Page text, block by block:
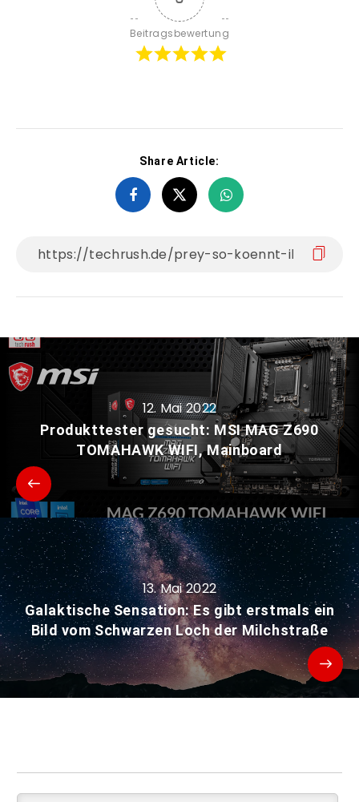
Beitragsbewertung
Share Article:
12. Mai 2022
Produkttester gesucht: MSI MAG Z690
TOMAHAWK WIFI, Mainboard
13. Mai 2022
Galaktische Sensation: Es gibt erstmals ein
Bild vom Schwarzen Loch der Milchstraße